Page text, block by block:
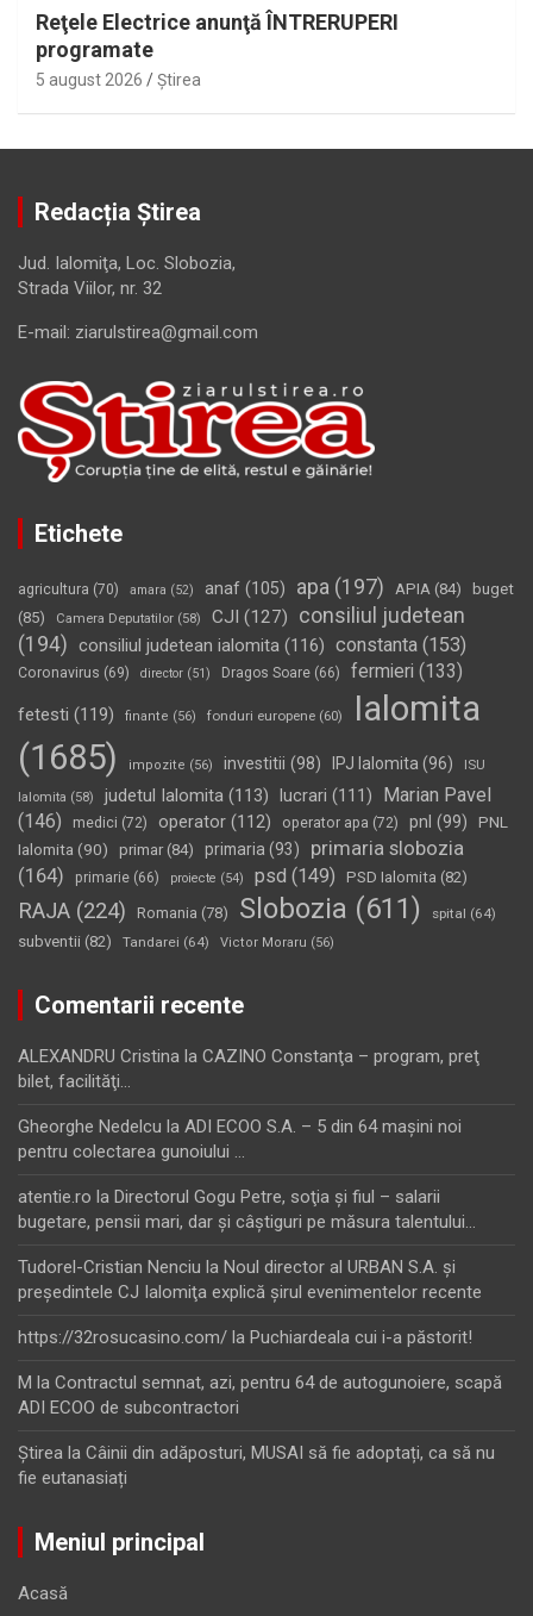
Reţele Electrice anunţă ÎNTRERUPERI
programate
5 august 2026 Ştirea
Redacția Știrea
Jud. Ialomiţa, Loc. Slobozia,
Strada Viilor, nr. 32
E-mail: ziarulstirea@gmail.com
Etichete
agricultura (70) amara (52) anaf (105) apa (197) APIA (84)
buget
(85)
Camera Deputatilor (58) CJI (127)
consiliul judetean
(194) consiliul judetean ialomita (116) constanta (153)
Coronavirus (69) director (51) Dragos Soare (66) fermieri (133)
fetesti (119) finante (56) fonduri europene (60)
Ialomita
(1685)
impozite (56) investitii (98) IPJ Ialomita (96) ISU
Ialomita (58) judetul Ialomita (113) lucrari (111)
Marian Pavel
(146)
medici (72) operator (112) operator apa (72) pnl (99)
PNL
Ialomita (90) primar(84) primaria (93)
primaria slobozia
(164)
primarie (66) proiecte (54) psd (149) PSD Ialomita (82)
RAJA (224) Romania (78) Slobozia (611) spital (64)
subventii (82) Tandarei (64) Victor Moraru (56)
Comentarii recente
ALEXANDRU Cristina la CAZINO Constanţa – program, preţ
bilet, facilităţi…
Gheorghe Nedelcu la ADI ECOO S.A. – 5 din 64 maşini noi
pentru colectarea gunoiului …
atentie.ro la Directorul Gogu Petre, soţia şi fiul – salarii
bugetare, pensii mari, dar şi câştiguri pe măsura talentului…
Tudorel-Cristian Nenciu la Noul director al URBAN S.A. şi
preşedintele CJ Ialomiţa explică şirul evenimentelor recente
https://32rosucasino.com/ la Puchiardeala cui i-a păstorit!
M la Contractul semnat, azi, pentru 64 de autogunoiere, scapă
ADI ECOO de subcontractori
Ştirea la Câinii din adăposturi, MUSAI să fie adoptați, ca să nu
fie eutanasiați
Meniul principal
Acasă